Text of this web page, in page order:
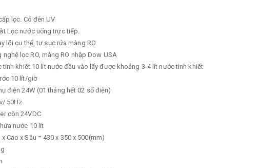
lọc. Có đèn UV
Lọc nước uống trực tiếp.
lõi cụ thể, tự sục rửa màng RO
nghệ lọc RO, màng RO nhập Dow USA
tinh khiết 10 lít nước đầu vào lấy được khoảng 3-4 lít nước tinh khiết
10 lít/giờ
điện 24W (01 tháng hết 02 số điện)
50Hz
còn 24VDC
nước 10 lít
x Cao x Sâu = 430 x 350 x 500(mm)